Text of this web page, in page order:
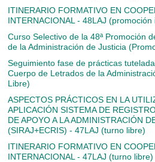
ITINERARIO FORMATIVO EN
INTERNACIONAL - 48LAJ (promoción
Curso Selectivo de la 48ª Promoción
de la Administración de Justicia
Seguimiento fase de prácticas
Cuerpo de Letrados de la
Libre)
ASPECTOS PRÁCTICOS EN LA
APLICACIÓN SISTEMA DE
DE APOYO A LA ADMINISTRACIÓN
(SIRAJ+ECRIS) - 47LAJ (turno libre)
ITINERARIO FORMATIVO EN
INTERNACIONAL - 47LAJ (turno libre)